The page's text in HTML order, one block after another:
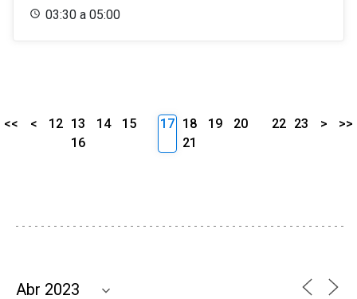
03:30 a 05:00
<< < 12 13 14
15
16
17 18 19
20
21
22 23 > >>